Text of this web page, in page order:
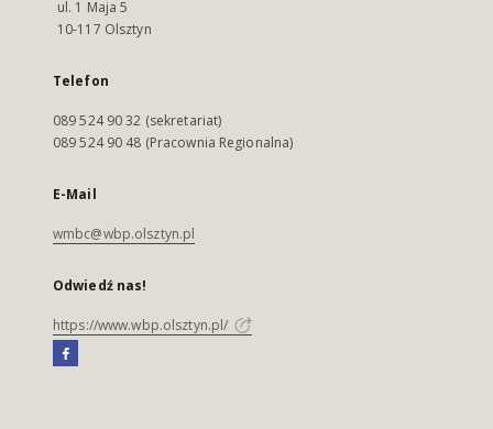
ul. 1 Maja 5
10-117 Olsztyn
Telefon
089 524 90 32 (sekretariat)
089 524 90 48 (Pracownia Regionalna)
E-Mail
wmbc@wbp.olsztyn.pl
Odwiedź nas!
https://www.wbp.olsztyn.pl/